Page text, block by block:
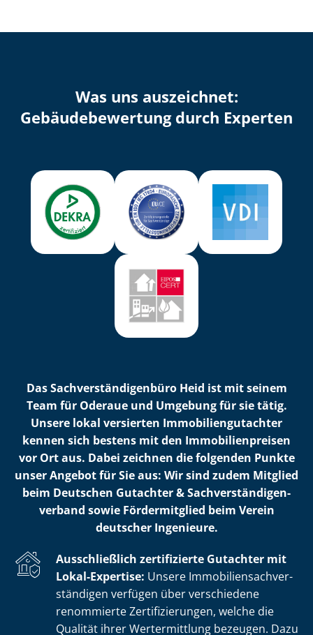
Was uns auszeichnet:
Ge­bäu­de­be­wer­tung durch Experten
Das Sach­ver­stän­di­gen­bü­ro Heid ist mit seinem
Team für Oderaue und Umgebung für sie tätig.
Unsere lokal versierten Im­mo­bi­li­en­gut­ach­ter
kennen sich bestens mit den Im­mo­bi­li­en­prei­sen
vor Ort aus. Dabei zeichnen die folgenden Punkte
unser Angebot für Sie aus: Wir sind zudem Mitglied
beim Deutschen Gutachter & Sach­ver­stän­di­gen­
ver­band sowie Fördermitglied beim Verein
deutscher Ingenieure.
Ausschließlich zertifizierte Gutachter mit
Lokal-Expertise: Unsere Im­mo­bi­li­en­sach­ver­
stän­di­gen verfügen über verschiedene
renommierte Zer­ti­fi­zie­run­gen, welche die
Qualität ihrer Wertermittlung bezeugen. Dazu